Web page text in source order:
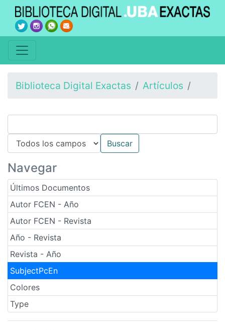
Biblioteca Digital Exactas Artículos
Navegar
Últimos Documentos
Autor FCEN - Año
Autor FCEN - Revista
Año - Revista
Revista - Año
SubjectPcEn
Colores
Type